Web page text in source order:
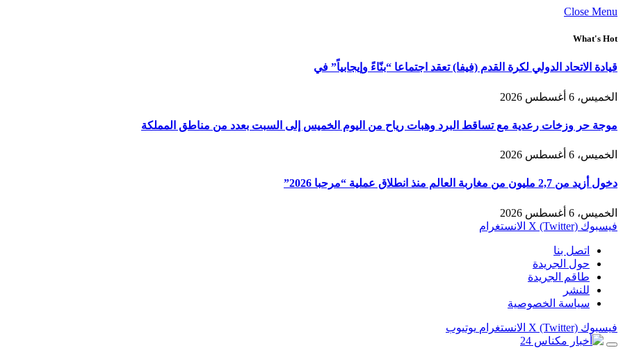
Close Menu
What's Hot
قيادة الاتحاد الدولي لكرة القدم (فيفا) تعقد اجتماعا “بنّاءً وإيجابياً” في
الخميس، 6 أغسطس 2026
موجة حر وزخات رعدية مع تساقط البرد وهبات رياح من اليوم الخميس إلى السبت بعدد من مناطق المملكة
الخميس، 6 أغسطس 2026
دخول أزيد من 2,7 مليون من مغاربة العالم منذ انطلاق عملية “مرحبا 2026”
الخميس، 6 أغسطس 2026
فيسبوك X (Twitter) الانستغرام
اتصل بنا
حول الجريدة
طاقم الجريدة
للنشر
سياسة الخصوصية
فيسبوك X (Twitter) الانستغرام يوتيوب